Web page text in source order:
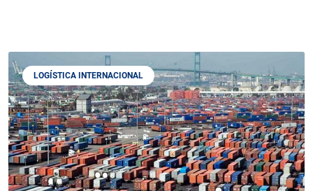
LOGÍSTICA INTERNACIONAL